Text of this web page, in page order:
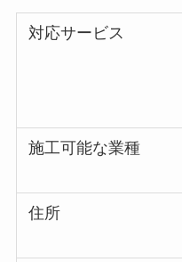
対応サービス
施工可能な業種
住所